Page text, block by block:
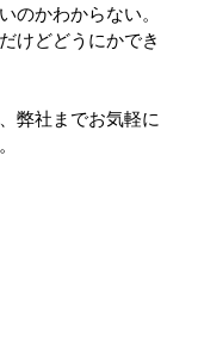
のかわからない。
けどどうにかでき
弊社までお気軽に